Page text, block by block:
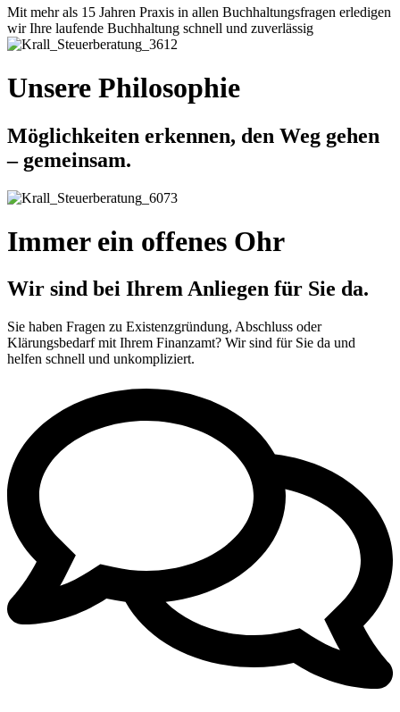
Mit mehr als 15 Jahren Praxis in allen Buchhaltungsfragen erledigen
wir Ihre laufende Buchhaltung schnell und zuverlässig
Unsere Philosophie
Möglichkeiten erkennen, den Weg gehen
– gemeinsam.
Immer ein offenes Ohr
Wir sind bei Ihrem Anliegen für Sie da.
Sie haben Fragen zu Existenzgründung, Abschluss oder
Klärungsbedarf mit Ihrem Finanzamt? Wir sind für Sie da und
helfen schnell und unkompliziert.